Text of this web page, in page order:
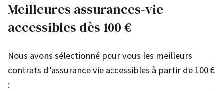
Meilleures assurances-vie
accessibles dès 100 €
Nous avons sélectionné pour vous les meilleurs
contrats d’assurance vie accessibles à partir de 100 €
: